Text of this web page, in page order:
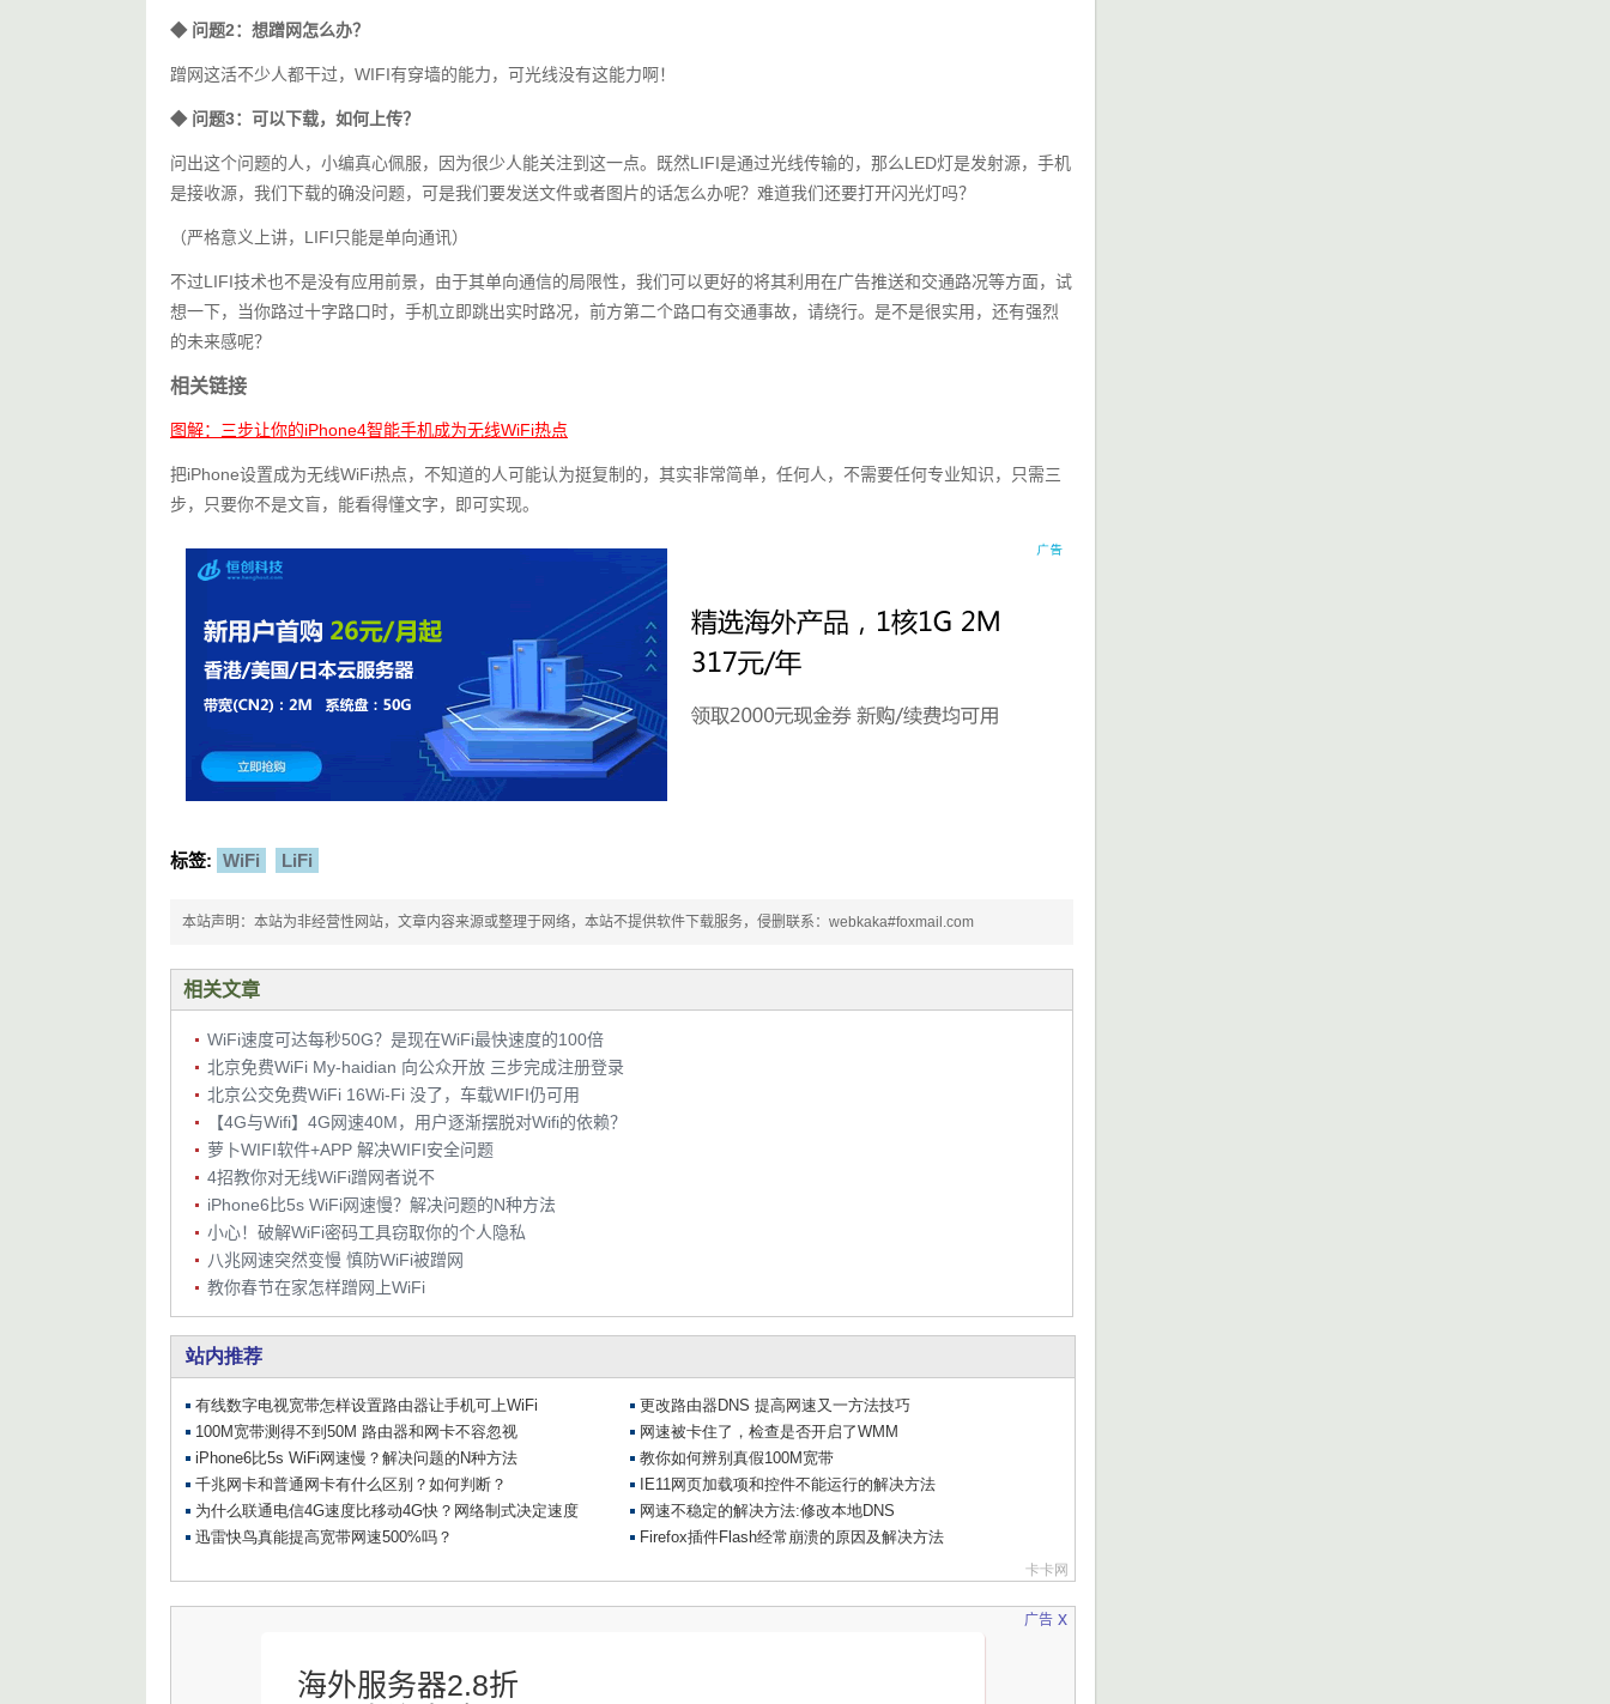
◆ 问题2：想蹭网怎么办？
蹭网这活不少人都干过，WIFI有穿墙的能力，可光线没有这能力啊！
◆ 问题3：可以下载，如何上传？
问出这个问题的人，小编真心佩服，因为很少人能关注到这一点。既然LIFI是通过光线传输的，那么LED灯是发射源，手机
是接收源，我们下载的确没问题，可是我们要发送文件或者图片的话怎么办呢？难道我们还要打开闪光灯吗？
（严格意义上讲，LIFI只能是单向通讯）
不过LIFI技术也不是没有应用前景，由于其单向通信的局限性，我们可以更好的将其利用在广告推送和交通路况等方面，试
想一下，当你路过十字路口时，手机立即跳出实时路况，前方第二个路口有交通事故，请绕行。是不是很实用，还有强烈
的未来感呢？
相关链接
图解：三步让你的iPhone4智能手机成为无线WiFi热点
把iPhone设置成为无线WiFi热点，不知道的人可能认为挺复制的，其实非常简单，任何人，不需要任何专业知识，只需三
步，只要你不是文盲，能看得懂文字，即可实现。
标签: WiFi LiFi
本站声明：本站为非经营性网站，文章内容来源或整理于网络，本站不提供软件下载服务，侵删联系：webkaka#foxmail.com
相关文章
WiFi速度可达每秒50G？是现在WiFi最快速度的100倍
北京免费WiFi My-haidian 向公众开放 三步完成注册登录
北京公交免费WiFi 16Wi-Fi 没了，车载WIFI仍可用
【4G与Wifi】4G网速40M，用户逐渐摆脱对Wifi的依赖？
萝卜WIFI软件+APP 解决WIFI安全问题
4招教你对无线WiFi蹭网者说不
iPhone6比5s WiFi网速慢？解决问题的N种方法
小心！破解WiFi密码工具窃取你的个人隐私
八兆网速突然变慢 慎防WiFi被蹭网
教你春节在家怎样蹭网上WiFi
广告
海外服务器2.8折
x